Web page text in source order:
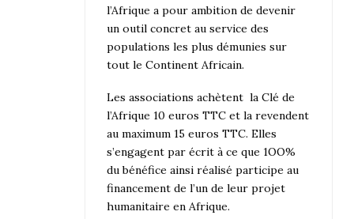
l’Afrique a pour ambition de devenir
un outil concret au service des
populations les plus démunies sur
tout le Continent Africain.
Les associations achètent la Clé de
l’Afrique 10 euros TTC et la revendent
au maximum 15 euros TTC. Elles
s’engagent par écrit à ce que 1OO%
du bénéfice ainsi réalisé participe au
financement de l’un de leur projet
humanitaire en Afrique.